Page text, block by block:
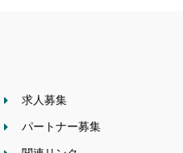
求人募集
パートナー募集